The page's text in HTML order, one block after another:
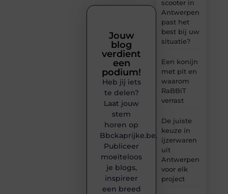
scooter in
Antwerpen
past het
best bij uw
situatie?
Een konijn
met pit en
waarom
RaBBiT
verrast
De juiste
keuze in
ijzerwaren
uit
Antwerpen
voor elk
project
Jouw
blog
verdient
een
podium!
Heb jij iets
te delen?
Laat jouw
stem
horen op
Bbckaprijke.be.
Publiceer
moeiteloos
je blogs,
inspireer
een breed